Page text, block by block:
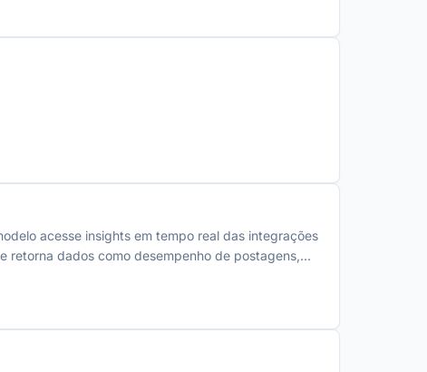
acesse insights em tempo real das integrações
retorna dados como desempenho de postagens,
horários de engajamento no Instagram
análises rápidas e gerar relatórios